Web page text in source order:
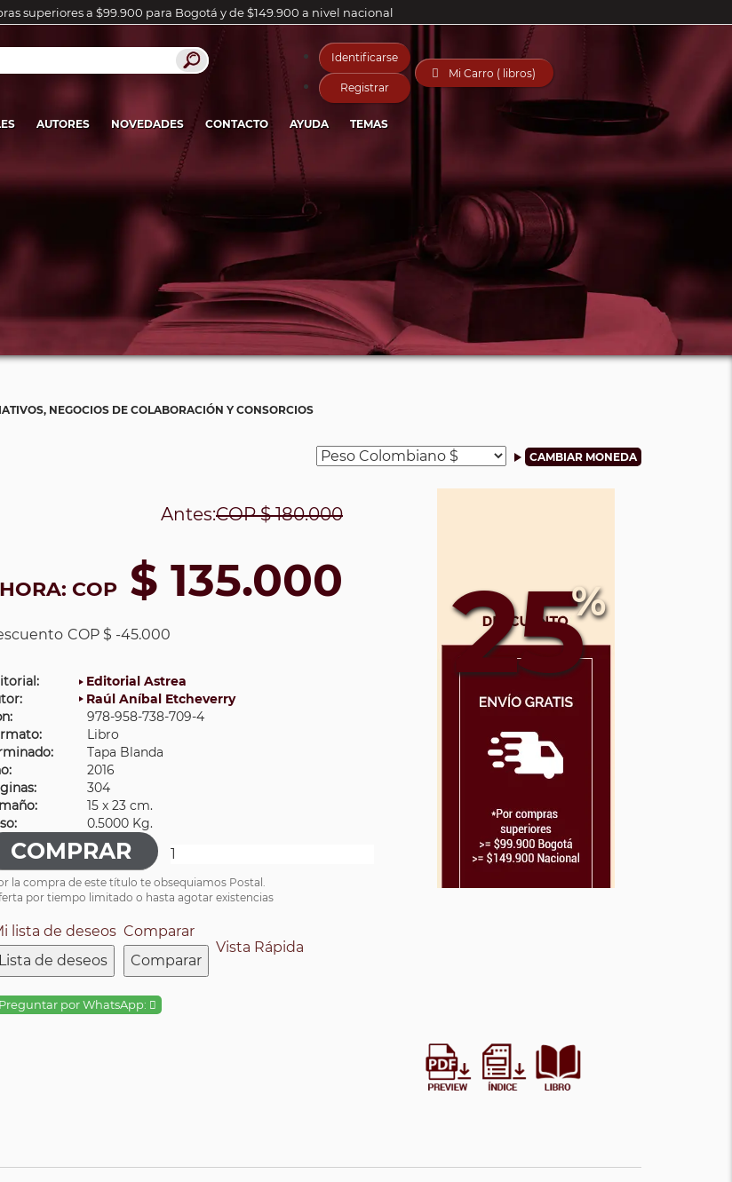
superiores a $99.900 para Bogotá y de $149.900 a nivel nacional
Identificarse
Registrar
 Mi Carro ( libros)
AUTORES NOVEDADES CONTACTO AYUDA TEMAS
NEGOCIOS DE COLABORACIÓN Y CONSORCIOS
25%
Antes:COP$ 180.000
COP $ 135.000
COP $ -45.000
Editorial Astrea
Raúl Aníbal Etcheverry
978-958-738-709-4
Libro
Tapa Blanda
2016
304
15 x 23 cm.
0.5000 Kg.
la compra de este título te obsequiamos Postal.
por tiempo limitado o hasta agotar existencias
lista de deseos
Lista de deseos
Comparar
Comparar
Vista Rápida
Preguntar por WhatsApp: